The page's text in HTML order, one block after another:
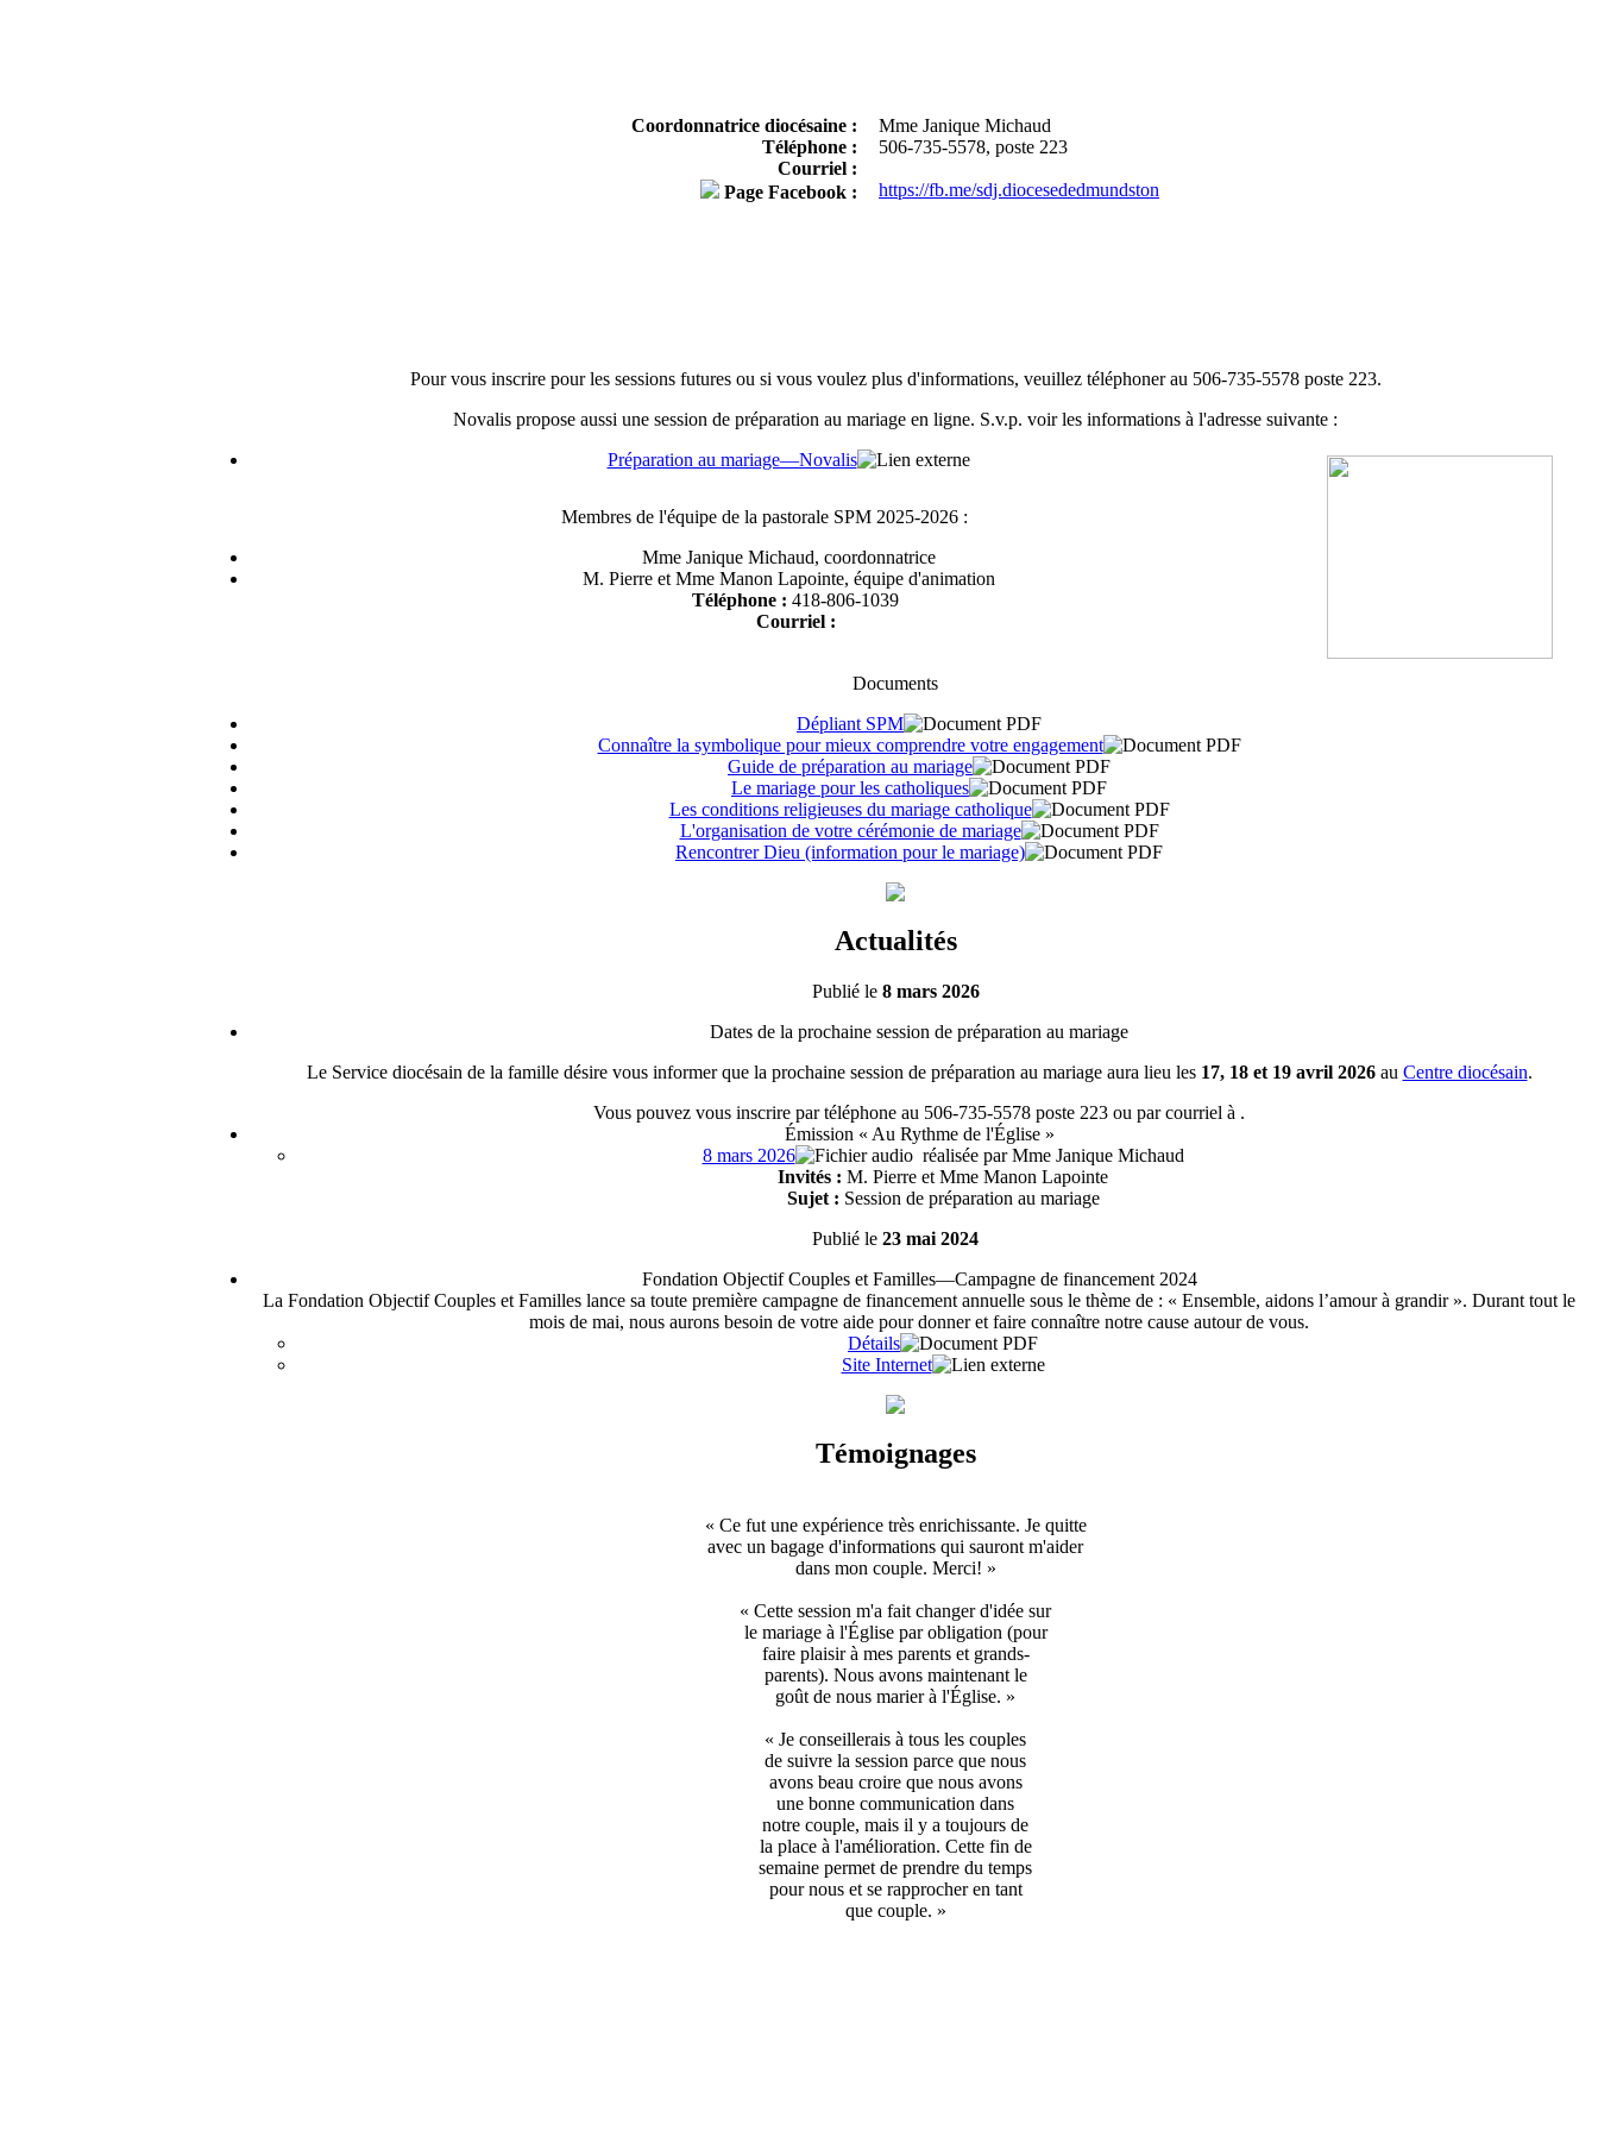
Coordonnatrice diocésaine :
Téléphone :
Courriel :
Page Facebook :
Mme Janique Michaud
506-735-5578, poste 223
https://fb.me/sdj.diocesededmundston
Pour vous inscrire pour les sessions futures ou si vous voulez plus d'informations, veuillez téléphoner au 506-735-5578 poste 223.
Novalis propose aussi une session de préparation au mariage en ligne. S.v.p. voir les informations à l'adresse suivante :
Préparation au mariage—Novalis
Membres de l'équipe de la pastorale SPM 2025-2026 :
Mme Janique Michaud, coordonnatrice
M. Pierre et Mme Manon Lapointe, équipe d'animation
Téléphone : 418-806-1039
Courriel :
Documents
Dépliant SPM
Connaître la symbolique pour mieux comprendre votre engagement
Guide de préparation au mariage
Le mariage pour les catholiques
Les conditions religieuses du mariage catholique
L'organisation de votre cérémonie de mariage
Rencontrer Dieu (information pour le mariage)
Actualités
Publié le 8 mars 2026
Dates de la prochaine session de préparation au mariage
Le Service diocésain de la famille désire vous informer que la prochaine session de préparation au mariage aura lieu les 17, 18 et 19 avril 2026au Centre diocésain.
Vous pouvez vous inscrire par téléphone au 506-735-5578 poste 223 ou par courriel à .
Émission « Au Rythme de l'Église »
8 mars 2026
réalisée par Mme Janique Michaud
Invités : M. Pierre et Mme Manon Lapointe
Sujet : Session de préparation au mariage
Publié le 23 mai 2024
Fondation Objectif Couples et Familles—Campagne de financement 2024
La Fondation Objectif Couples et Familles lance sa toute première campagne de financement annuelle sous le thème de : « Ensemble, aidons l’amour à grandir ». Durant tout le
mois de mai, nous aurons besoin de votre aide pour donner et faire connaître notre cause autour de vous.
Détails
Site Internet
Témoignages
« Ce fut une expérience très enrichissante. Je quitte
avec un bagage d'informations qui sauront m'aider
dans mon couple. Merci! »
« Cette session m'a fait changer d'idée sur
le mariage à l'Église par obligation (pour
faire plaisir à mes parents et grands-
parents). Nous avons maintenant le
goût de nous marier à l'Église. »
« Je conseillerais à tous les couples
de suivre la session parce que nous
avons beau croire que nous avons
une bonne communication dans
notre couple, mais il y a toujours de
la place à l'amélioration. Cette fin de
semaine permet de prendre du temps
pour nous et se rapprocher en tant
que couple. »